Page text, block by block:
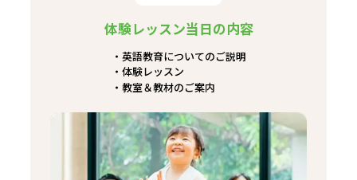
体験レッスン当日の内容
英語教育についてのご説明
体験レッスン
教室＆教材のご案内